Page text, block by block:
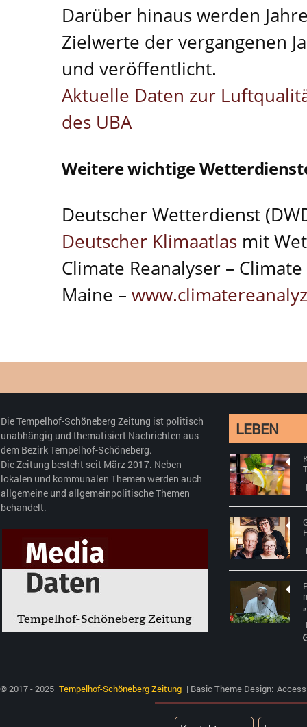
Darüber hinaus werden
Zielwerte der vergangenen
und veröffentlicht.
Aktuelle Daten zur
des UBA
Weitere wichtige
Deutscher Wetterdienst
Deutscher Klimaatlas mit
Climate Reanalyser –
Maine –
Die Tempelhof-Schöneberg Zeitung ist politisch
unabhängig und thematisiert Nachrichten aus
dem Bezirk Tempelhof-Schöneberg.
Die Zeitung besteht seit März 2017. Neben
lokalen und kommunalen Themen werden auch
allgemeine und allgemeinpolitische Themen
behandelt.
LEBEN
© 2017 - 2025 Tempelhof-Schöneberg Zeitung | Basic Theme Design: